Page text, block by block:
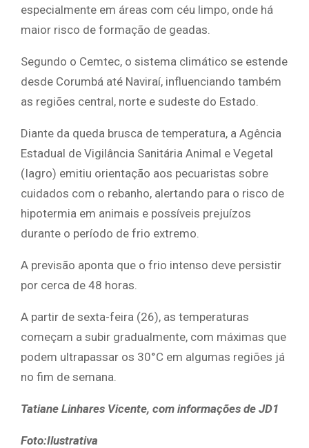
especialmente em áreas com céu limpo, onde há
maior risco de formação de geadas.
Segundo o Cemtec, o sistema climático se estende
desde Corumbá até Naviraí, influenciando também
as regiões central, norte e sudeste do Estado.
Diante da queda brusca de temperatura, a Agência
Estadual de Vigilância Sanitária Animal e Vegetal
(Iagro) emitiu orientação aos pecuaristas sobre
cuidados com o rebanho, alertando para o risco de
hipotermia em animais e possíveis prejuízos
durante o período de frio extremo.
A previsão aponta que o frio intenso deve persistir
por cerca de 48 horas.
A partir de sexta-feira (26), as temperaturas
começam a subir gradualmente, com máximas que
podem ultrapassar os 30°C em algumas regiões já
no fim de semana.
Tatiane Linhares Vicente, com informações de JD1
Foto:Ilustrativa